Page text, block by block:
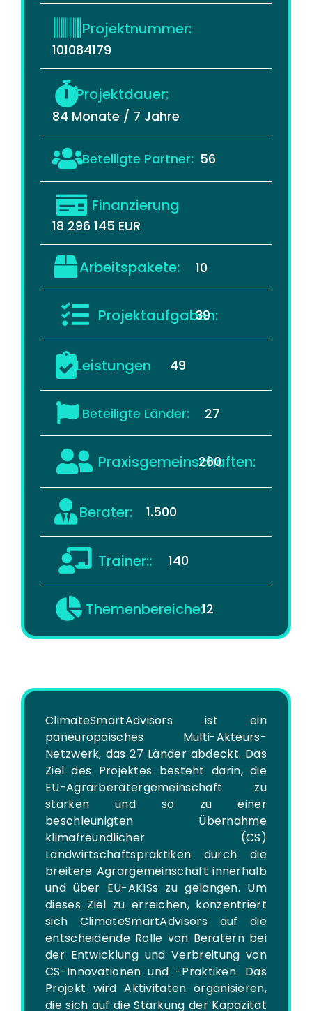
Projektnummer:
101084179
Projektdauer:
84 Monate / 7 Jahre
Beteiligte Partner: 56
Finanzierung
18 296 145 EUR
Arbeitspakete: 10
Projektaufgaben:
39
Leistungen 49
Beteiligte Länder: 27
Praxisgemeinschaften:
260
Berater: 1.500
Trainer:: 140
Themenbereiche:12
ClimateSmartAdvisors ist ein
paneuropäisches Multi-Akteurs-
Netzwerk, das 27 Länder abdeckt. Das
Ziel des Projektes besteht darin, die
EU-Agrarberatergemeinschaft zu
stärken und so zu einer
beschleunigten Übernahme
klimafreundlicher (CS)
Landwirtschaftspraktiken durch die
breitere Agrargemeinschaft innerhalb
und über EU-AKISs zu gelangen. Um
dieses Ziel zu erreichen, konzentriert
sich ClimateSmartAdvisors auf die
entscheidende Rolle von Beratern bei
der Entwicklung und Verbreitung von
CS-Innovationen und -Praktiken. Das
Projekt wird Aktivitäten organisieren,
die sich auf die Stärkung der Kapazität